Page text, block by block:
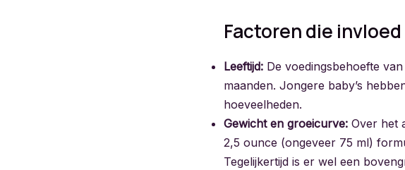
Factoren die
Leeftijd: De voedingsbehoefte
maanden. Jongere baby’s
hoeveelheden.
Gewicht en groeicurve: Over het
2,5 ounce (ongeveer 75 ml)
Tegelijkertijd is er wel een